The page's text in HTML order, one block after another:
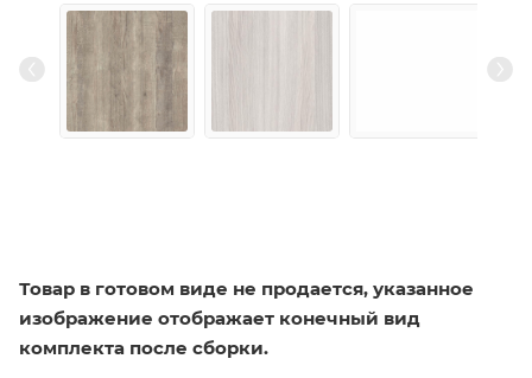
Товар в готовом виде не продается, указанное
изображение отображает конечный вид
комплекта после сборки.